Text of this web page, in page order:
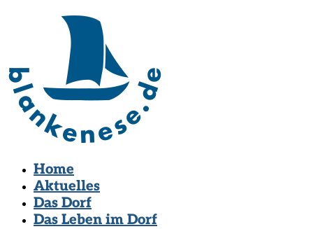
Home
Aktuelles
Das Dorf
Das Leben im Dorf